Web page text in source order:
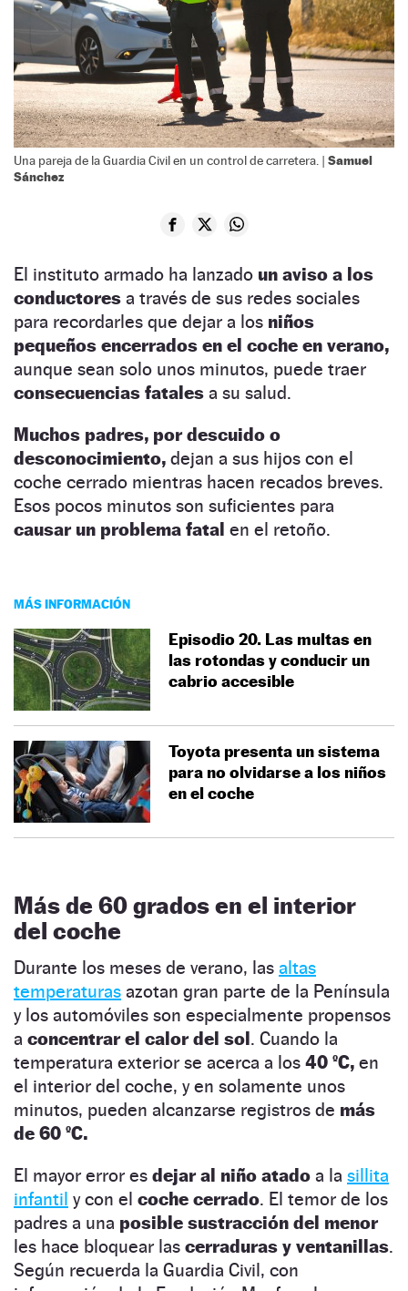
Una pareja de la Guardia Civil en un control de carretera. | Samuel
Sánchez
El instituto armado ha lanzado un aviso a los
conductores a través de sus redes sociales
para recordarles que dejar a los niños
pequeños encerrados en el coche en verano,
aunque sean solo unos minutos, puede traer
consecuencias fatales a su salud.
Muchos padres, por descuido o
desconocimiento, dejan a sus hijos con el
coche cerrado mientras hacen recados breves.
Esos pocos minutos son suficientes para
causar un problema fatal en el retoño.
MÁS INFORMACIÓN
Episodio 20. Las multas en
las rotondas y conducir un
cabrio accesible
Toyota presenta un sistema
para no olvidarse a los niños
en el coche
Más de 60 grados en el interior
del coche
Durante los meses de verano, las altas
temperaturas azotan gran parte de la Península
y los automóviles son especialmente propensos
a concentrar el calor del sol. Cuando la
temperatura exterior se acerca a los 40 ºC, en
el interior del coche, y en solamente unos
minutos, pueden alcanzarse registros de más
de 60 ºC.
El mayor error es dejar al niño atado a la sillita
infantil y con el coche cerrado. El temor de los
padres a una posible sustracción del menor
les hace bloquear las cerraduras y ventanillas.
Según recuerda la Guardia Civil, con